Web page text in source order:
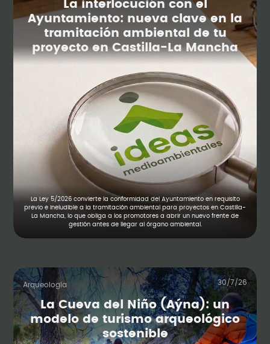
La interlocución con el
Ayuntamiento: nueva clave en la
tramitación ambiental de tu
proyecto en Castilla-La Mancha
La Ley 5/2026 convierte la conformidad del Ayuntamiento en requisito
previo e ineludible a la tramitación ambiental para proyectos en Castilla-
La Mancha, lo que obliga a los promotores a abrir un nuevo frente de
gestión antes de llegar al órgano ambiental.
Arqueología 30/7/26
La Cueva del Niño (Aýna): un
modelo de turismo arqueológico
sostenible